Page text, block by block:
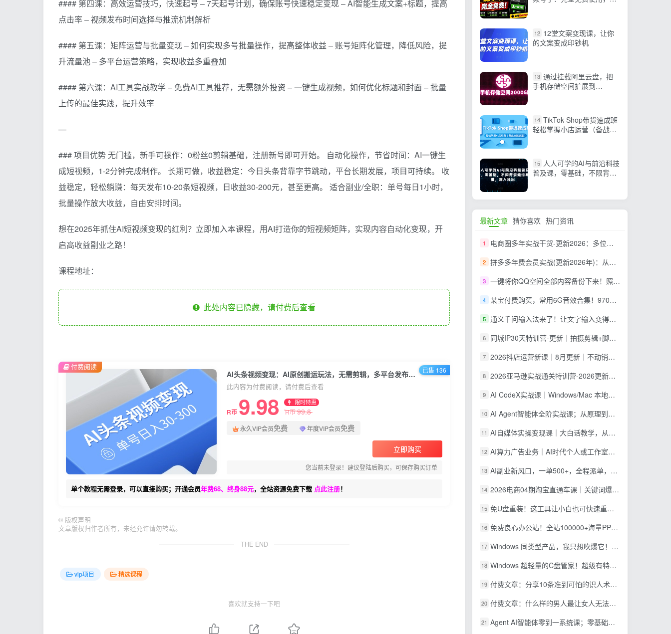
#### 第四课：高效运营技巧，快速起号 – 7天起号计划，确保账号快速稳定变现 – AI智能生成文案+标题，提高
点击率 – 视频发布时间选择与推流机制解析
#### 第五课：矩阵运营与批量变现 – 如何实现多号批量操作，提高整体收益 – 账号矩阵化管理，降低风险，提
升流量池 – 多平台运营策略，实现收益多重叠加
#### 第六课：AI工具实战教学 – 免费AI工具推荐，无需额外投资 – 一键生成视频，如何优化标题和封面 – 批量
上传的最佳实践，提升效率
—
### 项目优势 无门槛，新手可操作：0粉丝0剪辑基础，注册新号即可开始。 自动化操作，节省时间：AI一键生
成短视频，1-2分钟完成制作。 长期可做，收益稳定：今日头条背靠字节跳动，平台长期发展，项目可持续。 收
益稳定，轻松躺赚：每天发布10-20条短视频，日收益30-200元，甚至更高。 适合副业/全职：单号每日1小时，
批量操作放大收益，自由安排时间。
想在2025年抓住AI短视频变现的红利？立即加入本课程，用AI打造你的短视频矩阵，实现内容自动化变现，开
启高收益副业之路！
课程地址：
此处内容已隐藏，请付费后查看
AI头条视频变现：AI原创搬运玩法，无需剪辑，多平台发布，单号日入30-300
此内容为付费阅读，请付费后查看
R币 9.98 限时特惠
R币99.8
永久VIP会员免费 年度VIP会员免费
立即购买
您当前未登录！建议登陆后购买，可保存购买订单
单个教程无需登录，可以直接购买；开通会员年费68、终身88元，全站资源免费下载 点此注册！
付费阅读 已售 136
© 版权声明
文章版权归作者所有，未经允许请勿转载。
THE END
vip项目 精选课程
喜欢就支持一下吧
12 12堂文案变现课，让你
的文案变成印钞机
13 通过挂载阿里云盘，把
手机存储空间扩展到
14 TikTok Shop带货速成班
轻松掌握小店运营（备战全
15 人人可学的AI与前沿科技
普及课，零基础，不限背景
最新文章 猜你喜欢 热门资讯
1 电商圈多年实战干货-更新2026：多位资深师兄实战干货/覆盖全域平台，中小卖家可复制的盈利指南
2 拼多多年费会员实战(更新2026年)：从基础到高阶盈利，干货拉满，帮你建立稳定盈利运营知识体系
3 一键将你QQ空间全部内容备份下来！照片 / 视频 /动态信息全存本地，Github最新开源项目 QzoneArchive
4 某宝付费购买，常用6G音效合集！970+首宣传片背景音乐，无版权可商用大气素材，分类清晰，高质量内容
5 通义千问输入法来了！让文字输入变得如此简单，最快 300 字/分，AI 自动润色，说话秒变工整文字
6 同城IP30天特训营-更新｜拍摄剪辑+脚本文案+引流成交，打爆本地流量提升门店业绩实操教学
7 2026抖店运营新课｜8月更新｜不动销起店+商品卡爆发｜达人玩法+店群批量复制｜轻松玩转抖音小店全域流量
8 2026亚马逊实战通关特训营-2026更新，多维选品+渐进式打法+AI应用，从0到1打造盈利店铺
9 AI CodeX实战课｜Windows/Mac 本地部署｜API 对接调通｜Skill 自制｜漫剧剪辑｜网站 VR 项目｜AI项目落地全教程
10 AI Agent智能体全阶实战课；从原理到实操全程手把手，无需编程基础也能搭建自动运行的智能体
11 AI自媒体实操变现课｜大白话教学，从短剧漫剧到动画制作，零基础也能掌握爆款内容创作与变现全流程
12 AI算力广告业务｜AI时代个人或工作室新赛道
13 AI副业新风口，一单500+，全程派单，0门槛直接干
14 2026电商04期淘宝直通车课｜关键词爆打矩阵，多计划低出价，新品爆款差异化投放实操教学
15 免U盘重装！这工具让小白也可快速重装 Windows，支持无人值守配置，数据无忧 CmzPrep_Rev2
16 免费良心办公站！全站100000+海量PPT素材免费下载，每日更新，分类清晰，免注册登录下载 爱PPT网
17 Windows 同类型产品，我只想吹爆它！把听歌变成了一场沉浸式视听现场，支持多平台歌单播放 Mineradio
18 Windows 超轻量的C盘管家！超级有特点，支持磁盘分析及清理提醒，2M大小体积，完全免费 C盘管家
19 付费文章：分享10条准到可怕的识人术术，希望能帮到大家。
20 付费文章：什么样的男人最让女人无法抵抗？
21 Agent AI智能体零到一系统课；零基础也能学会自动化实战，从核心概念到Coze工作流搭建完整覆盖